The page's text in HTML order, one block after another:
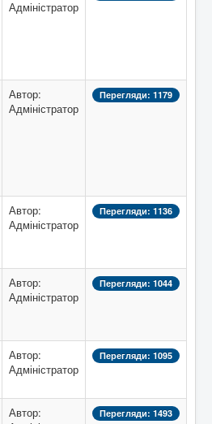
Адміністратор
Автор:
Адміністратор
Перегляди: 1179
Автор:
Адміністратор
Перегляди: 1136
Автор:
Адміністратор
Перегляди: 1044
Автор:
Адміністратор
Перегляди: 1095
Автор:
Перегляди: 1493